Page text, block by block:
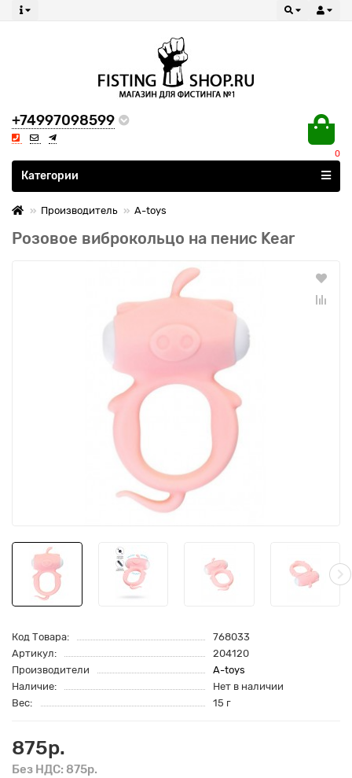
+74997098599
0
Все категории
Категории
Производитель A-toys
Розовое виброкольцо на пенис Kear
Код Товара:
768033
Артикул:
204120
Производители
A-toys
Наличие:
Нет в наличии
Вес:
15 г
875р.
Без НДС: 875р.